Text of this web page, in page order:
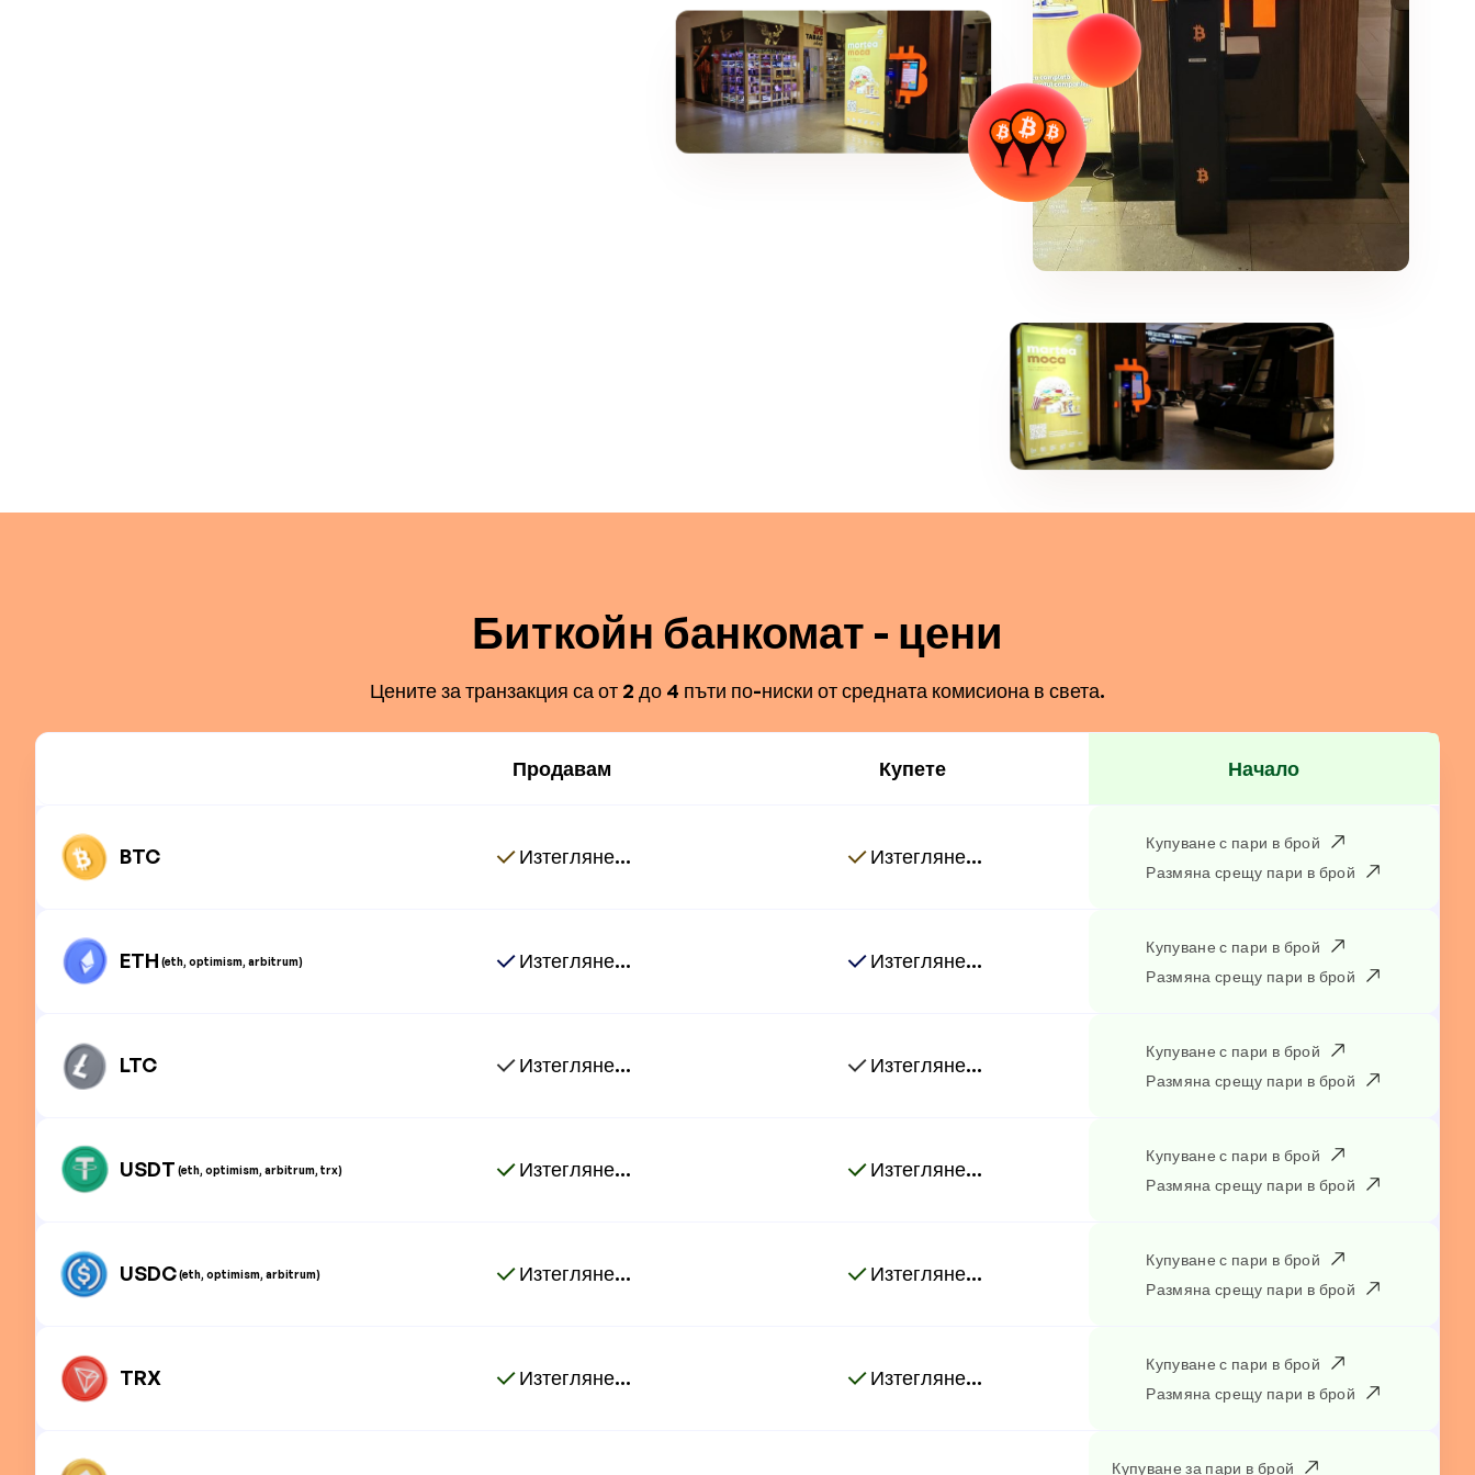
Биткойн банкомат - цени
Цените за транзакция са от 2 до 4 пъти по-ниски от средната комисиона в света.
Продавам Купете Начало
BTC Изтегляне... Изтегляне...
Купуване с пари в брой
Размяна срещу пари в брой
ETH (eth, optimism, arbitrum) Изтегляне... Изтегляне...
Купуване с пари в брой
Размяна срещу пари в брой
LTC Изтегляне... Изтегляне...
Купуване с пари в брой
Размяна срещу пари в брой
USDT (eth, optimism, arbitrum, trx) Изтегляне... Изтегляне...
Купуване с пари в брой
Размяна срещу пари в брой
USDC(eth, optimism, arbitrum) Изтегляне... Изтегляне...
Купуване с пари в брой
Размяна срещу пари в брой
TRX Изтегляне... Изтегляне...
Купуване с пари в брой
Размяна срещу пари в брой
Купуване за пари в брой